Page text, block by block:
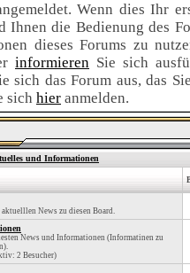
Wenn dies Ihr
Ihnen die Bedienung des
dieses Forums zu
informieren Sie sich
sich das Forum aus, das
sich hier anmelden.
und Informationen
News zu diesen Board.
News und Informationen (Informatinen zu
2 Besucher)